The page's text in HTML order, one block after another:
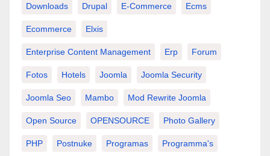
Downloads Drupal E-Commerce Ecms
Ecommerce Elxis
Enterprise Content Management Erp Forum
Fotos Hotels Joomla Joomla Security
Joomla Seo Mambo Mod Rewrite Joomla
Open Source OPENSOURCE Photo Gallery
PHP Postnuke Programas Programma's